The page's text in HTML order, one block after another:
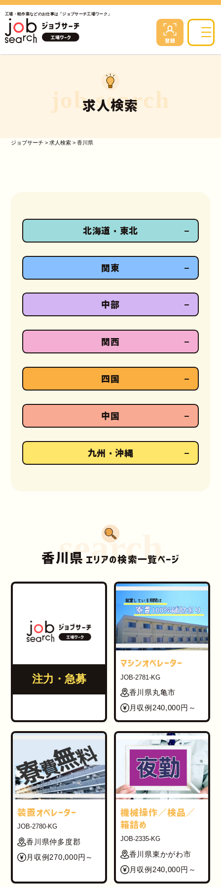
工場・軽作業などのお仕事は「ジョブサーチ工場ワーク」
求人検索
job search
ジョブサーチ >求人検索 >香川県
北海道・東北
関東
中部
関西
四国
中国
九州・沖縄
香川県 エリアの検索一覧ページ
search
注力・急募
マシンオペレーター
JOB-2781-KG
香川県丸亀市
月収例240,000円～
装置オペレーター
JOB-2780-KG
香川県仲多度郡
月収例270,000円～
機械操作／検品／
箱詰め
JOB-2335-KG
香川県東かがわ市
月収例240,000円～